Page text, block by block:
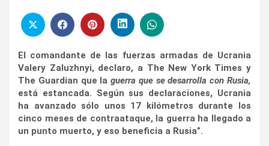
El comandante de las fuerzas armadas de Ucrania
Valery Zaluzhnyi, declaro, a The New York Times y
The Guardian que laguerra que se desarrolla con Rusia,
está estancada. Según sus declaraciones, Ucrania
ha avanzado sólo unos 17 kilómetros durante los
cinco meses de contraataque, la guerra ha llegado a
un punto muerto, y eso beneficia a Rusia”.